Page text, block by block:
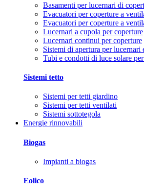
Basamenti per lucernari di
Evacuatori per coperture a
Evacuatori per coperture a
Lucernari a cupola per coperture
Lucernari continui per coperture
Sistemi di apertura per lucernari
Tubi e condotti di luce solare
Sistemi tetto
Sistemi per tetti giardino
Sistemi per tetti ventilati
Sistemi sottotegola
Energie rinnovabili
Biogas
Impianti a biogas
Eolico